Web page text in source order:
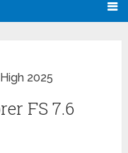
2025
FS 7.6